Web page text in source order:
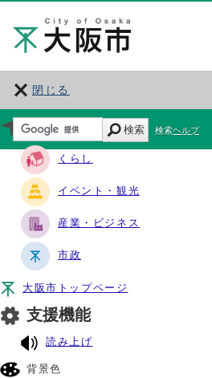
閉じる
サイト・ナビ
くらし
イベント・観光
産業・ビジネス
市政
大阪市トップページ
支援機能
読み上げ
背景色
検索 検索ヘルプ